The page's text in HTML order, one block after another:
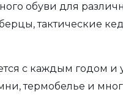
обуви для
тактические
с каждым годом и
термобелье и